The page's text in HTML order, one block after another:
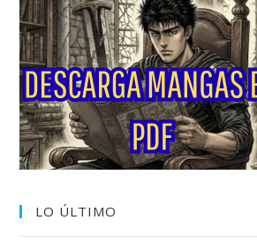
LO ÚLTIMO